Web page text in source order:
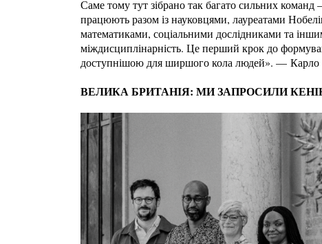
Саме тому тут зібрано так багато сильних команд
працюють разом із науковцями, лауреатами
математиками, соціальними дослідниками та
міждисциплінарність. Це перший крок до
доступнішою для ширшого кола людей». — Карло
ВЕЛИКА БРИТАНІЯ: МИ ЗАПРОСИЛИ